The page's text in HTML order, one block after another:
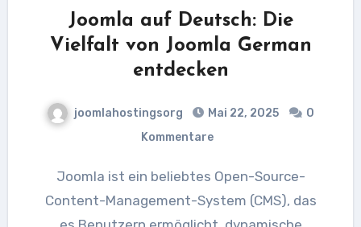
Joomla auf Deutsch: Die
Vielfalt von Joomla German
entdecken
joomlahostingsorg Mai 22, 2025
0
Kommentare
Joomla ist ein beliebtes Open-Source-
Content-Management-System (CMS), das